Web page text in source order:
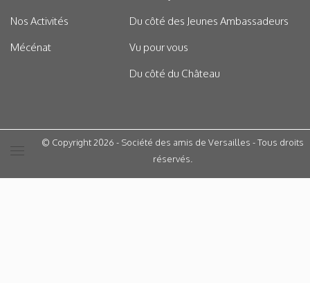
Nos Activités
Mécénat
Du côté des Jeunes Ambassadeurs
Vu pour vous
Du côté du Château
© Copyright 2026 - Société des amis de Versailles - Tous droits
réservés.